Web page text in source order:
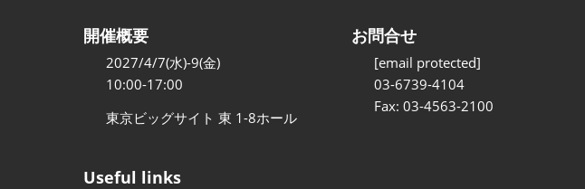
開催概要
2027/4/7(水)-9(金)
10:00-17:00
東京ビッグサイト 東 1-8ホール
お問合せ
[email protected]
03-6739-4104
Fax: 03-4563-2100
Useful links